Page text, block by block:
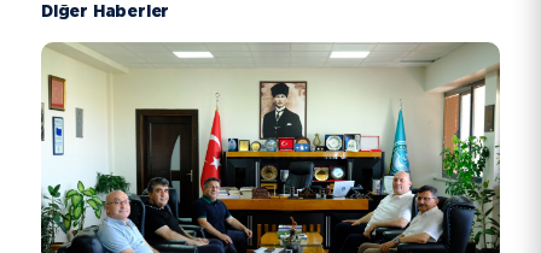
Diğer Haberler